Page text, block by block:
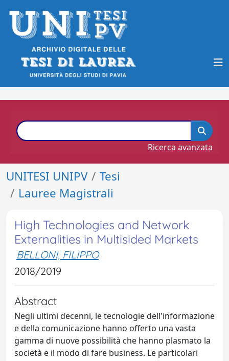
Ricerca avanzata
UNITESI UNIPV
Tesi
Lauree Magistrali
High Technologies and Network
Externalities in Multisided Markets
BELLONI, FILIPPO
2018/2019
Abstract
Negli ultimi decenni, le tecnologie dell'informazione
e della comunicazione hanno offerto una vasta
gamma di nuove possibilità che hanno plasmato la
società e il modo di fare business. Le particolari